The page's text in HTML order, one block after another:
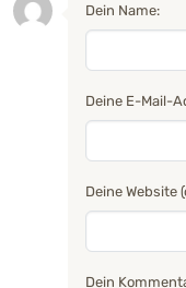
Dein Name:
Deine E-Mail-
Deine Website
Dein